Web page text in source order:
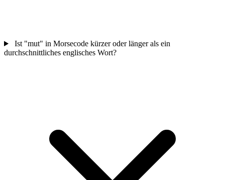
Ist "mut" in Morsecode kürzer oder länger als ein
durchschnittliches englisches Wort?